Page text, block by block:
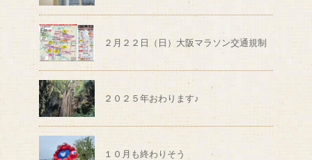
２月２２日（日）大阪マラソン交通規制
２０２５年おわります♪
１０月も終わりそう